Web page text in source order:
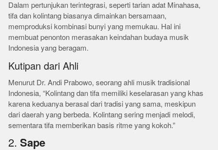
Dalam pertunjukan terintegrasi, seperti tarian adat Minahasa,
tifa dan kolintang biasanya dimainkan bersamaan,
memproduksi kombinasi bunyi yang memukau. Hal ini
membuat penonton merasakan keindahan budaya musik
Indonesia yang beragam.
Kutipan dari Ahli
Menurut Dr. Andi Prabowo, seorang ahli musik tradisional
Indonesia, “Kolintang dan tifa memiliki keselarasan yang khas
karena keduanya berasal dari tradisi yang sama, meskipun
dari daerah yang berbeda. Kolintang sering menjadi melodi,
sementara tifa memberikan basis ritme yang kokoh.”
2.Sape